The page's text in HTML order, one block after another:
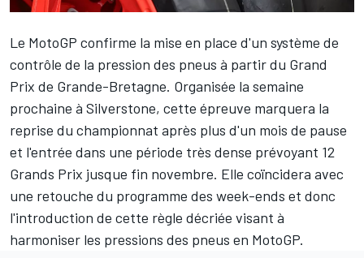
Le MotoGP confirme la mise en place d'un système de
contrôle de la pression des pneus à partir du Grand
Prix de Grande-Bretagne. Organisée la semaine
prochaine à Silverstone, cette épreuve marquera la
reprise du championnat après plus d'un mois de pause
et l'entrée dans une période très dense prévoyant 12
Grands Prix jusque fin novembre. Elle coïncidera avec
une retouche du programme des week-ends et donc
l'introduction de cette règle décriée visant à
harmoniser les pressions des pneus en MotoGP.